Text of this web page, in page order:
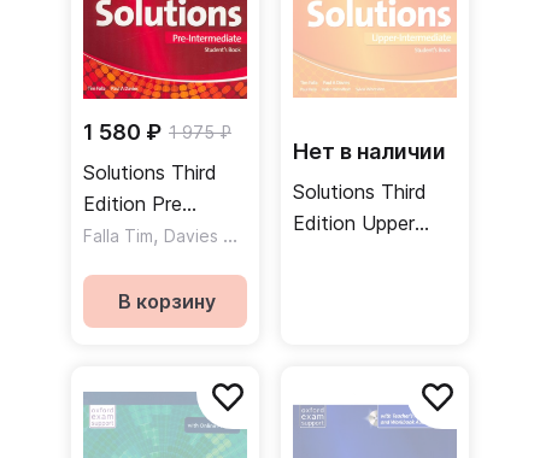
1 580 ₽ 1 975 ₽
Solutions Third
Edition Pre
Intermediate
Учебник
Falla Tim, Davies Paul A
В корзину
Нет в наличии
Solutions Third
Edition Upper
Учебник с онлайн
практикой